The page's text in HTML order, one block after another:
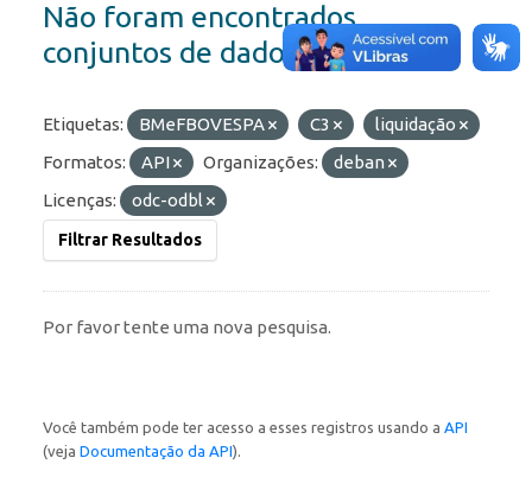
Não foram encontrados
conjuntos de dados
Etiquetas: BMeFBOVESPA C3
liquidação
Formatos:
API Organizações:
deban
Licenças:
odc-odbl
Filtrar Resultados
Por favor tente uma nova pesquisa.
Você também pode ter acesso a esses registros usando a API
(veja Documentação da API).